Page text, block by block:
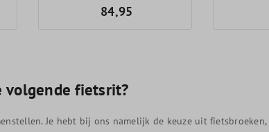
84,95
volgende fietsrit?
Je hebt bij ons namelijk de keuze uit